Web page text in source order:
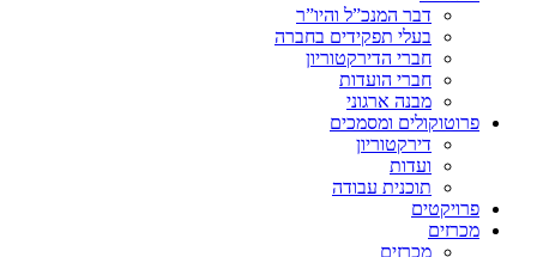
דבר המנכ”ל והיו”ר
בעלי תפקידים בחברה
חברי הדירקטוריון
חברי הועדות
מבנה ארגוני
פרוטוקולים ומסמכים
דירקטוריון
ועדות
תוכנית עבודה
פרויקטים
מכרזים
מכרזים